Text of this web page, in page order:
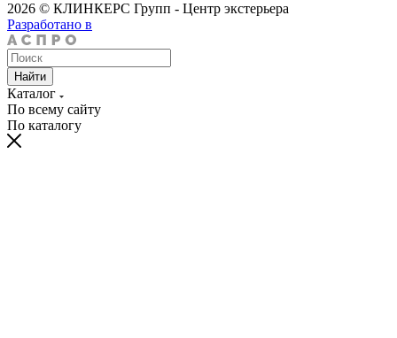
2026 © КЛИНКЕРС Групп - Центр экстерьера
Разработано в
Найти
Каталог
По всему сайту
По каталогу